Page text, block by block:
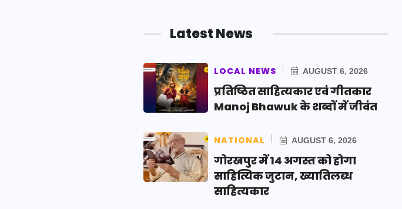
Latest News
LOCAL NEWS AUGUST 6, 2026
प्रतिष्ठित साहित्यकार एवं गीतकार
Manoj Bhawuk के शब्दों में जीवंत
NATIONAL AUGUST 6, 2026
गोरखपुर में 14 अगस्त को होगा
साहित्यिक जुटान, ख्यातिलब्ध
साहित्यकार